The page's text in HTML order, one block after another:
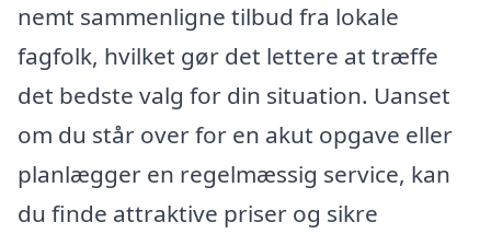
nemt sammenligne tilbud fra lokale
fagfolk, hvilket gør det lettere at træffe
det bedste valg for din situation. Uanset
om du står over for en akut opgave eller
planlægger en regelmæssig service, kan
du finde attraktive priser og sikre